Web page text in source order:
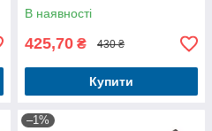
В наявності
425,70 ₴ 430 ₴
Купити
–1%